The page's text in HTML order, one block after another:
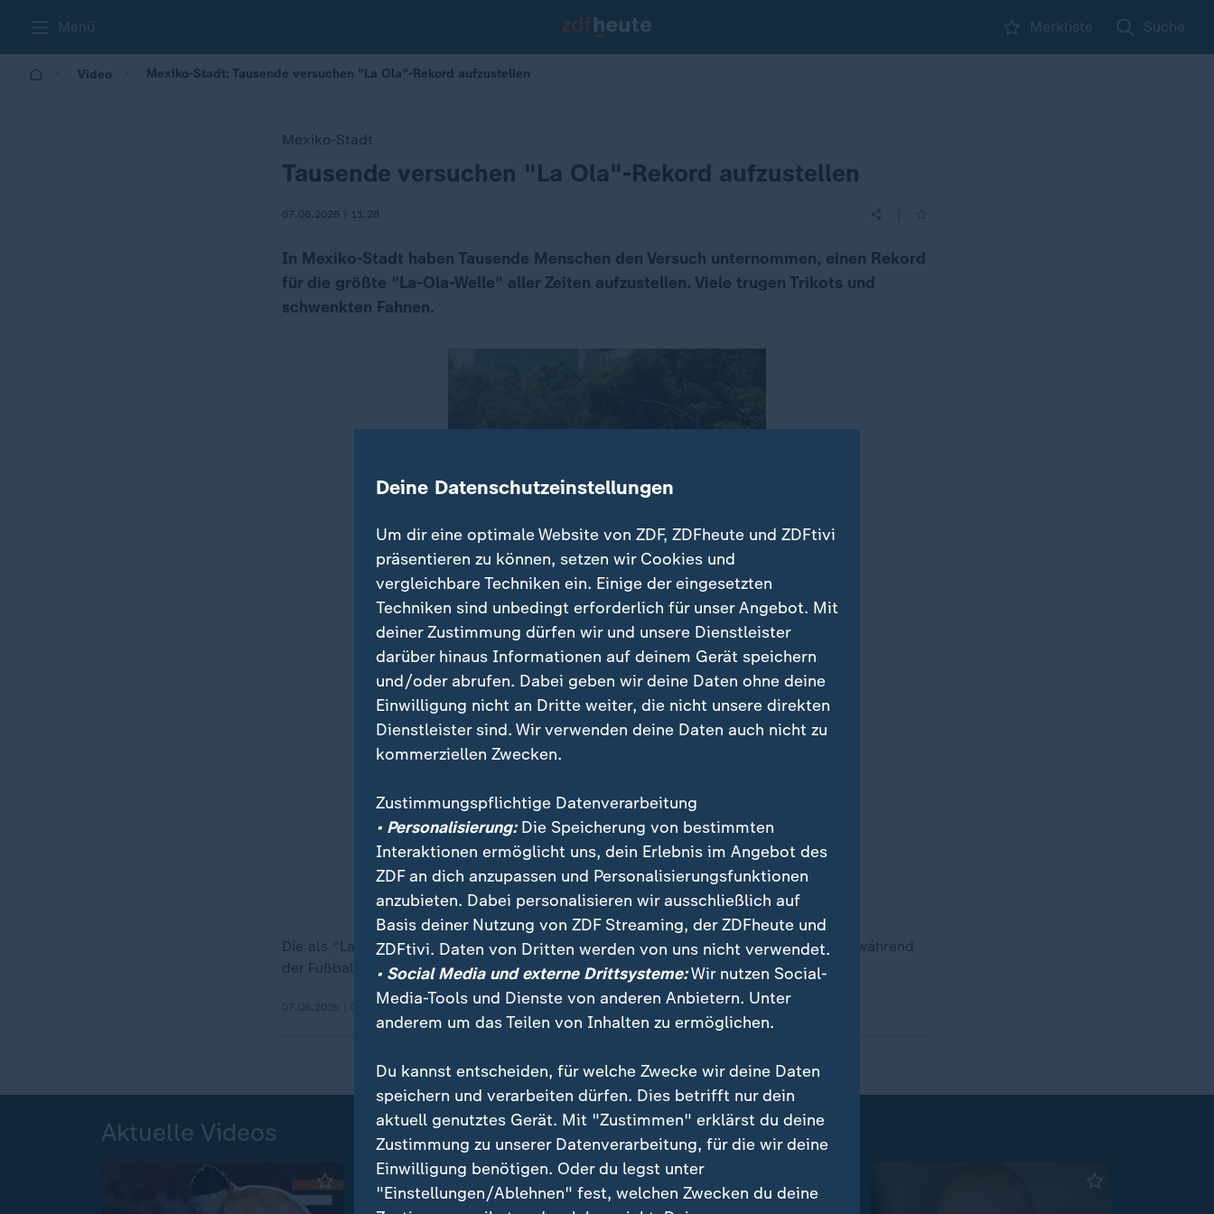
Menü Merkliste Suche
Video Mexiko-Stadt: Tausende versuchen "La Ola"-Rekord aufzustellen
Mexiko-Stadt
:
Tausende versuchen "La Ola"-Rekord aufzustellen
07.06.2026 | 11:28
In Mexiko-Stadt haben Tausende Menschen den Versuch unternommen, einen Rekord
für die größte "La-Ola-Welle" aller Zeiten aufzustellen. Viele trugen Trikots und
schwenkten Fahnen.
Die als "La Ola" bekannte Stadionwelle wurde in den mexikanischen Fußballstadien während
der Fußballweltmeisterschaft 1986 berühmt.
07.06.2026 | 0:29 min
Aktuelle Videos
Deine Datenschutzeinstellungen
Um dir eine optimale Website von ZDF, ZDFheute und ZDFtivi
präsentieren zu können, setzen wir Cookies und
vergleichbare Techniken ein. Einige der eingesetzten
Techniken sind unbedingt erforderlich für unser Angebot. Mit
deiner Zustimmung dürfen wir und unsere Dienstleister
darüber hinaus Informationen auf deinem Gerät speichern
und/oder abrufen. Dabei geben wir deine Daten ohne deine
Einwilligung nicht an Dritte weiter, die nicht unsere direkten
Dienstleister sind. Wir verwenden deine Daten auch nicht zu
kommerziellen Zwecken.
Zustimmungspflichtige Datenverarbeitung
• Personalisierung:Die Speicherung von bestimmten
Interaktionen ermöglicht uns, dein Erlebnis im Angebot des
ZDF an dich anzupassen und Personalisierungsfunktionen
anzubieten. Dabei personalisieren wir ausschließlich auf
Basis deiner Nutzung von ZDF Streaming, der ZDFheute und
ZDFtivi. Daten von Dritten werden von uns nicht verwendet.
• Social Media und externe Drittsysteme:Wir nutzen Social-
Media-Tools und Dienste von anderen Anbietern. Unter
anderem um das Teilen von Inhalten zu ermöglichen.
Du kannst entscheiden, für welche Zwecke wir deine Daten
speichern und verarbeiten dürfen. Dies betrifft nur dein
aktuell genutztes Gerät. Mit "Zustimmen" erklärst du deine
Zustimmung zu unserer Datenverarbeitung, für die wir deine
Einwilligung benötigen. Oder du legst unter
"Einstellungen/Ablehnen" fest, welchen Zwecken du deine